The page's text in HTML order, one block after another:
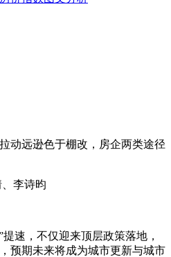
远逊色于棚改，房企两类途径
李诗昀
速，不仅迎来顶层政策落地，
预期未来将成为城市更新与城市